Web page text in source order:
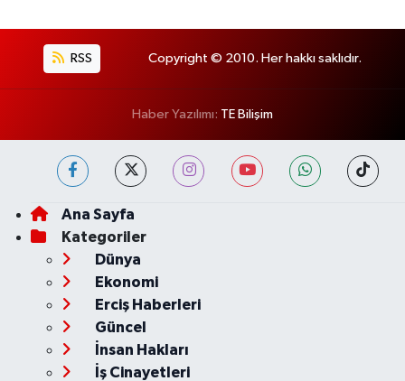
RSS Copyright © 2010. Her hakkı saklıdır.
Haber Yazılımı: TE Bilişim
Ana Sayfa
Kategoriler
Dünya
Ekonomi
Erciş Haberleri
Güncel
İnsan Hakları
İş Cinayetleri